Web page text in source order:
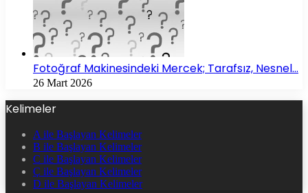
Fotoğraf Makinesindeki Mercek; Tarafsız, Nesnel…
26 Mart 2026
Kelimeler
A ile Başlayan Kelimeler
B ile Başlayan Kelimeler
C ile Başlayan Kelimeler
Ç ile Başlayan Kelimeler
D ile Başlayan Kelimeler